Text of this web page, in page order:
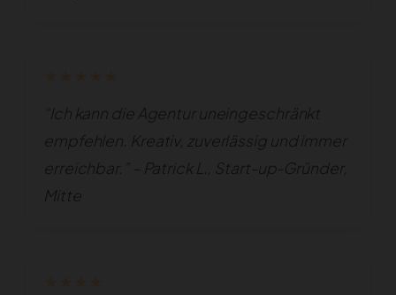
“Ich kann die Agentur uneingeschränkt
empfehlen. Kreativ, zuverlässig und immer
erreichbar.” – Patrick L., Start-up-Gründer,
Mitte